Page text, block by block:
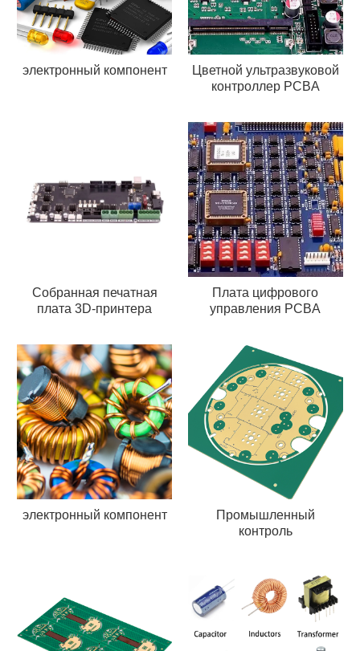
электронный компонент
Цветной ультразвуковой
контроллер PCBA
Собранная печатная
плата 3D-принтера
Плата цифрового
управления PCBA
электронный компонент
Промышленный
контроль